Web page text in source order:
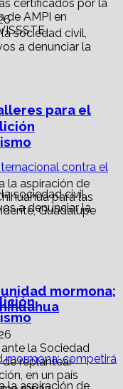
para el
contra el
mormona; competirá
mormona;